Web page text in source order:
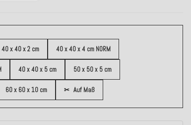
40 x 40 x 2 cm 40 x 40 x 4 cm NORM
40 x 40 x 5 cm 50 x 50 x 5 cm
60 x 60 x 10 cm ✂ Auf Maß